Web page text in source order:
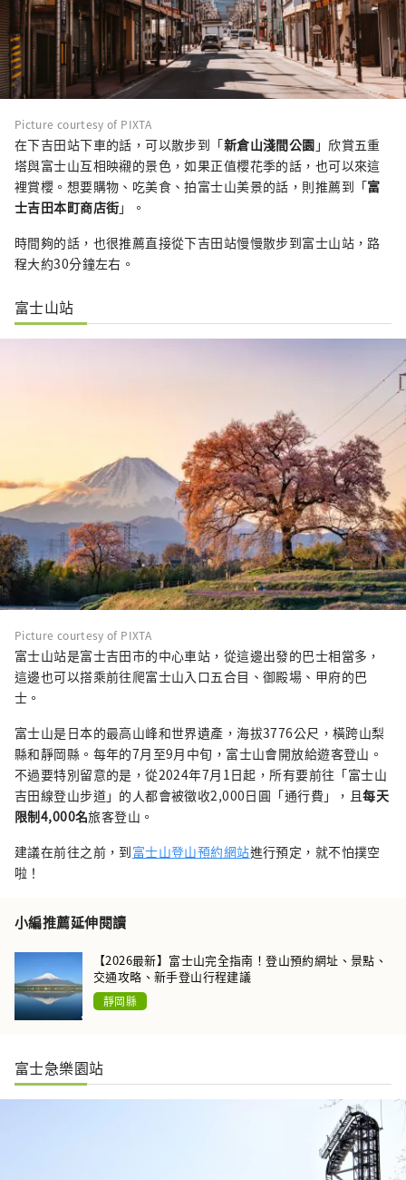
Picture courtesy of PIXTA
在下吉田站下車的話，可以散步到「新倉山淺間公園 」欣賞五重
塔與富士山互相映襯的景色，如果正值櫻花季的話，也可以來這
裡賞櫻。想要購物、吃美食、拍富士山美景的話，則推薦到「富
士吉田本町商店街」。
時間夠的話，也很推薦直接從下吉田站慢慢散步到富士山站，路
程大約30分鐘左右。
富士山站
Picture courtesy of PIXTA
富士山站是富士吉田市的中心車站，從這邊出發的巴士相當多，
這邊也可以搭乘前往爬富士山入口五合目、御殿場、甲府的巴
士。
富士山是日本的最高山峰和世界遺產，海拔3776公尺，橫跨山梨
縣和靜岡縣。每年的7月至9月中旬，富士山會開放給遊客登山。
不過要特別留意的是，從2024年7月1日起，所有要前往「富士山
吉田線登山步道」的人都會被徵收2,000日圓「通行費」，且每天
限制4,000名旅客登山。
建議在前往之前，到富士山登山預約網站進行預定，就不怕撲空
啦！
小編推薦延伸閱讀
【2026最新】富士山完全指南！登山預約網址、景點、
交通攻略、新手登山行程建議
靜岡縣
富士急樂園站